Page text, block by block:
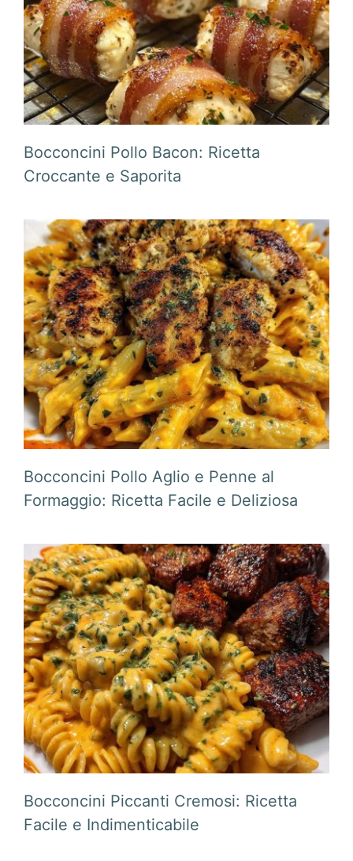
Bocconcini Pollo Bacon: Ricetta
Croccante e Saporita
Bocconcini Pollo Aglio e Penne al
Formaggio: Ricetta Facile e Deliziosa
Bocconcini Piccanti Cremosi: Ricetta
Facile e Indimenticabile